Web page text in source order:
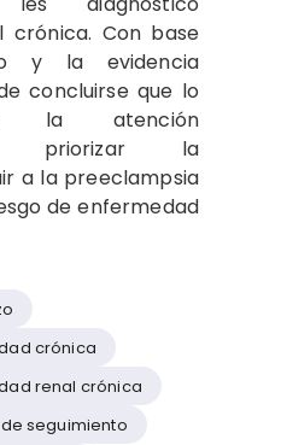
crónica. Con base
y la evidencia
concluirse que lo
la atención
priorizar la
a la preeclampsia
de enfermedad
crónica
renal crónica
seguimiento